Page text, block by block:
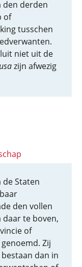
den derden
of
tusschen
niet uit de
zijn afwezig
Staten
den vollen
te boven,
of
Zij
dan in